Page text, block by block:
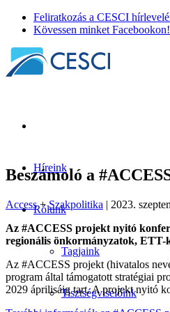
Feliratkozás a CESCI
Kövessen minket Facebookon!
Híreink
Rólunk
Tagjaink
Tisztségviselőink
Beszámoló a
Access+Szakpolitika | 2023.
Az #ACCESS projekt nyitó
regionális önkormányzatok, ETT-
Az #ACCESS projekt (hivatalos
program által támogatott stratégiai
2029 áprilisáig tart. A projekt nyitó